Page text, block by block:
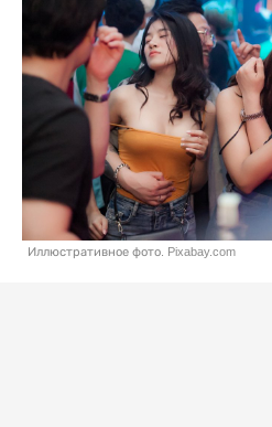
Иллюстративное фото. Pixabay.com